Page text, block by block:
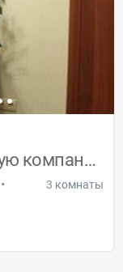
Уютная квартира на большую компанию
• 3 комнаты